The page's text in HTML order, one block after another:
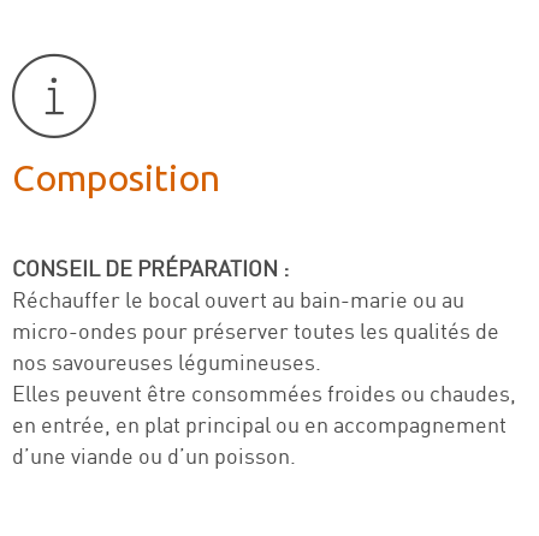
Composition
CONSEIL DE PRÉPARATION :
Réchauffer le bocal ouvert au bain-marie ou au
micro-ondes pour préserver toutes les qualités de
nos savoureuses légumineuses.
Elles peuvent être consommées froides ou chaudes,
en entrée, en plat principal ou en accompagnement
d’une viande ou d’un poisson.